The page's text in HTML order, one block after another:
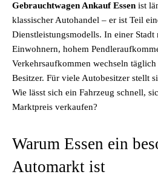
Gebrauchtwagen Ankauf Essen ist
klassischer Autohandel – er ist Teil
Dienstleistungsmodells. In einer
Einwohnern, hohem
Verkehrsaufkommen wechseln
Besitzer. Für viele Autobesitzer stellt
Wie lässt sich ein Fahrzeug schnell,
Marktpreis verkaufen?
Warum Essen ein
Automarkt ist